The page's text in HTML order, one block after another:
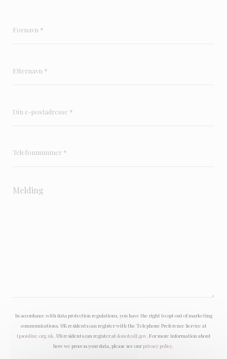
In accordance with data protection regulations, you have the right to opt out of marketing
communications. UK residents can register with the Telephone Preference Service at
tpsonline.org.uk . US residents can register at donotcall.gov. For more information about
how we process your data, please see ourprivacy policy